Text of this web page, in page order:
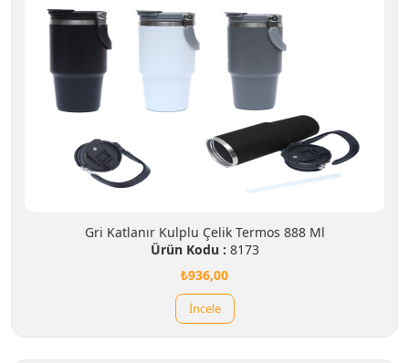
Gri Katlanır Kulplu Çelik Termos 888 Ml
Ürün Kodu : 8173
₺936,00
İncele